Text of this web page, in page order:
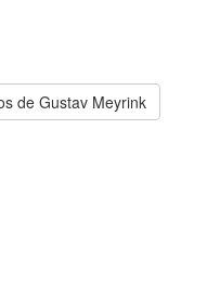
de Gustav Meyrink